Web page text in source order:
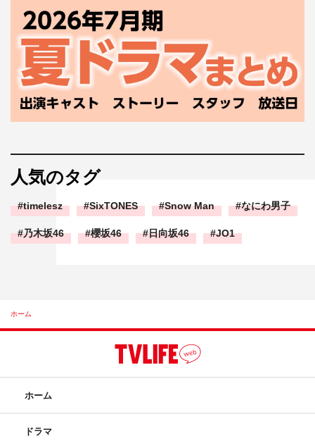
人気のタグ
timelesz SixTONES Snow Man なにわ男子
乃木坂46 櫻坂46 日向坂46 JO1
ホーム
ホーム
ドラマ